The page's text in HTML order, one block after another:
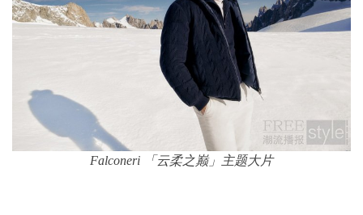
Falconeri 「云柔之巅」主题大片